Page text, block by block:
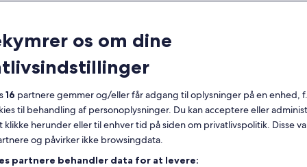
Dine
nuværende
måneder
er
August
2026
og
September
2026.
August 2026
Onsdag
TorTorsdag
1 2
3 4 5 6 7 8 9
1
os om dine
16 partnere gemmer og/eller får adgang til oplysninger på en enhed,
til behandling af personoplysninger. Du kan acceptere eller
klikke herunder eller til enhver tid på siden om privatlivspolitik. Disse
og påvirker ikke browsingdata.
partnere behandler data for at levere: